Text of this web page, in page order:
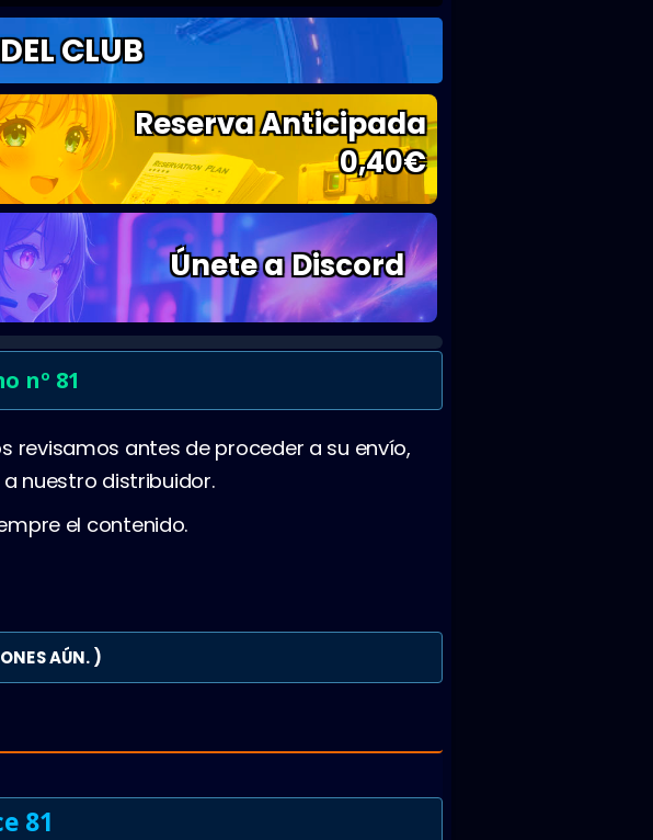
CLUB
Reserva Anticipada
0,40€
Únete a Discord
nº 81
revisamos antes de proceder a su envío,
nuestro distribuidor.
el contenido.
AÚN. )
81